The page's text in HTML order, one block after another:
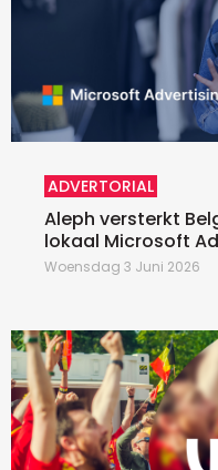
ADVERTORIAL
Aleph versterkt
lokaal Microsoft
Woensdag 3 Juni 2026